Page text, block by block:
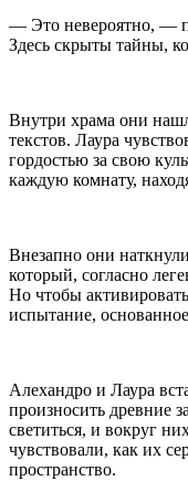
— Это невероятно, —
Здесь скрыты тайны,
Внутри храма они
текстов. Лаура
гордостью за свою
каждую комнату,
Внезапно они
который, согласно
Но чтобы
испытание,
Алехандро и Лаура
произносить древние
светиться, и вокруг
чувствовали, как их
пространство.